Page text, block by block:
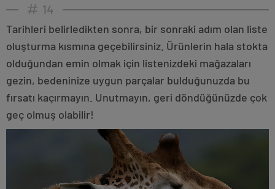
14
Tarihleri belirledikten sonra, bir sonraki adım olan liste
oluşturma kısmına geçebilirsiniz. Ürünlerin hala stokta
olduğundan emin olmak için listenizdeki mağazaları
gezin, bedeninize uygun parçalar bulduğunuzda bu
fırsatı kaçırmayın. Unutmayın, geri döndüğünüzde çok
geç olmuş olabilir!